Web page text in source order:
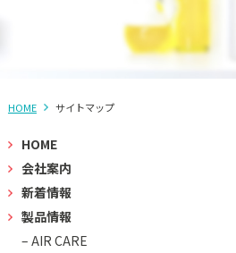
HOME サイトマップ
HOME
会社案内
新着情報
製品情報
– AIR CARE